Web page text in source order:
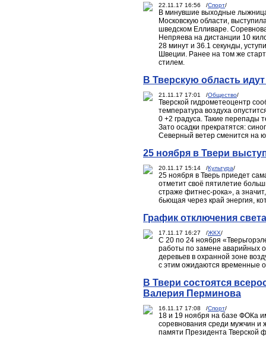
22.11.17 16:56 /Спорт/
В минувшие выходные
Московскую области,
шведском Елливаре.
Непряева на дистанции 10
28 минут и 36.1 секунды,
Швеции. Ранее на том же
стилем.
В Тверскую область
21.11.17 17:01 /Общество/
Тверской гидрометеоцентр
температура воздуха
0 +2 градуса. Такие перепады
Зато осадки прекратятся:
Северный ветер сменится на
25 ноября в Твери
20.11.17 15:14 /Культура/
25 ноября в Тверь приедет
отметит своё пятилетие
страже фитнес-рока», а
бьющая через край энергия,
График отключения
17.11.17 16:27 /ЖКХ/
С 20 по 24 ноября
работы по замене аварийных
деревьев в охранной зоне
с этим ожидаются временные
В Твери состоятся
Валерия Перминова
16.11.17 17:08 /Спорт/
18 и 19 ноября на базе ФОКа
соревнования среди мужчин
памяти Президента Тверской